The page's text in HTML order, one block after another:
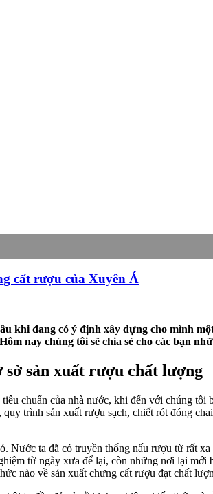
cất rượu của Xuyên Á
khi đang có ý định xây dựng cho mình
nay chúng tôi sẽ chia sẻ cho các bạn
sản xuất rượu chất lượng
chuẩn của nhà nước, khi đến với chúng
trình sản xuất rượu sạch, chiết rót đóng
Nước ta đã có truyền thống nấu rượu từ rất
từ ngày xưa để lại, còn những nơi lại
nào về sản xuất chưng cất rượu đạt chất